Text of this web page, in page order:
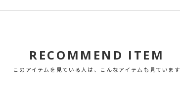
RECOMMEND ITEM
このアイテムを見ている人は、こんなアイテムも見ています